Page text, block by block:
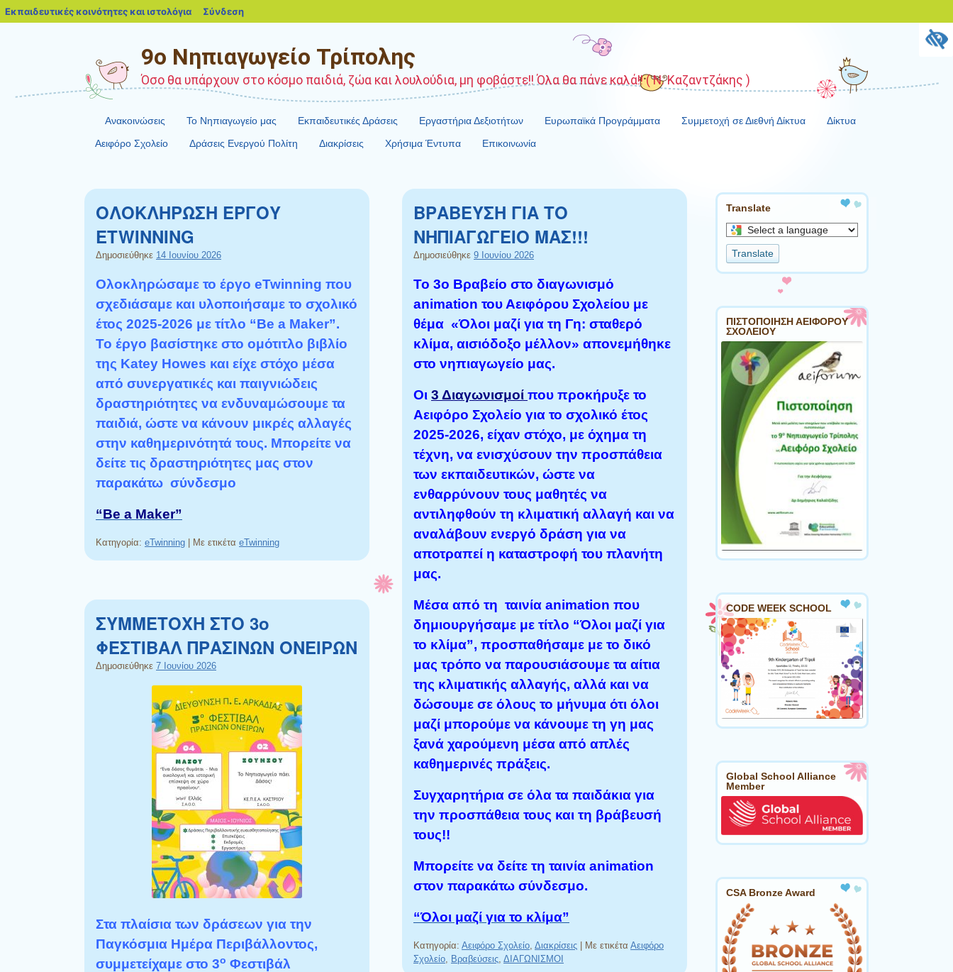
9ο Νηπιαγωγείο Τρίπολης
Όσο θα υπάρχουν στο κόσμο παιδιά, ζώα και λουλούδια, μη φοβάστε!! Όλα θα πάνε καλά!! ( Ν. Καζαντζάκης )
Ανακοινώσεις Το Νηπιαγωγείο μας Εκπαιδευτικές Δράσεις Εργαστήρια Δεξιοτήτων Ευρωπαϊκά Προγράμματα Συμμετοχή σε Διεθνή Δίκτυα
Δίκτυα
Αειφόρο Σχολείο
Δράσεις Ενεργού Πολίτη Διακρίσεις Χρήσιμα Έντυπα Επικοινωνία
ΟΛΟΚΛΗΡΩΣΗ ΕΡΓΟΥ
ETWINNING
Δημοσιεύθηκε 14 Ιουνίου 2026
Ολοκληρώσαμε το έργο eTwinning που
σχεδιάσαμε και υλοποιήσαμε το σχολικό
έτος 2025-2026 με τίτλο “Be a Maker”.
Το έργο βασίστηκε στο ομότιτλο βιβλίο
της Κatey Howes και είχε στόχο μέσα
από συνεργατικές και παιγνιώδεις
δραστηριότητες να ενδυναμώσουμε τα
παιδιά, ώστε να κάνουν μικρές αλλαγές
στην καθημερινότητά τους. Μπορείτε να
δείτε τις δραστηριότητες μας στον
παρακάτω σύνδεσμο
“Be a Maker”
Κατηγορία: eTwinning Με ετικέτα eTwinning
ΒΡΑΒΕΥΣΗ ΓΙΑ ΤΟ
ΝΗΠΙΑΓΩΓΕΙΟ ΜΑΣ!!!
Δημοσιεύθηκε 9 Ιουνίου 2026
Το 3ο Βραβείο στο διαγωνισμό
animation του Αειφόρου Σχολείου με
θέμα «Όλοι μαζί για τη Γη: σταθερό
κλίμα, αισιόδοξο μέλλον» απονεμήθηκε
στο νηπιαγωγείο μας.
Οι 3 Διαγωνισμοί που προκήρυξε το
Αειφόρο Σχολείο για το σχολικό έτος
2025-2026, είχαν στόχο, με όχημα τη
τέχνη, να ενισχύσουν την προσπάθεια
των εκπαιδευτικών, ώστε να
ενθαρρύνουν τους μαθητές να
αντιληφθούν τη κλιματική αλλαγή και να
αναλάβουν ενεργό δράση για να
αποτραπεί η καταστροφή του πλανήτη
μας.
Μέσα από τη ταινία animation που
δημιουργήσαμε με τίτλο “Όλοι μαζί για
το κλίμα”, προσπαθήσαμε με το δικό
μας τρόπο να παρουσιάσουμε τα αίτια
της κλιματικής αλλαγής, αλλά και να
δώσουμε σε όλους το μήνυμα ότι όλοι
μαζί μπορούμε να κάνουμε τη γη μας
ξανά χαρούμενη μέσα από απλές
καθημερινές πράξεις.
Συγχαρητήρια σε όλα τα παιδάκια για
την προσπάθεια τους και τη βράβευσή
τους!!
Μπορείτε να δείτε τη ταινία animation
στον παρακάτω σύνδεσμο.
“Όλοι μαζί για το κλίμα”
Κατηγορία: Αειφόρο Σχολείο, Διακρίσεις Με ετικέτα Αειφόρο
Σχολείο, Βραβεύσεις, ΔΙΑΓΩΝΙΣΜΟΙ
ΣΥΜΜΕΤΟΧΗ ΣΤΟ 3ο
ΦΕΣΤΙΒΑΛ ΠΡΑΣΙΝΩΝ ΟΝΕΙΡΩΝ
Δημοσιεύθηκε 7 Ιουνίου 2026
Στα πλαίσια των δράσεων για την
Παγκόσμια Ημέρα Περιβάλλοντος,
συμμετείχαμε στο 3ο Φεστιβάλ
Translate
Select
a
language
to
this
page
Translate
ΠΙΣΤΟΠΟΙΗΣΗ ΑΕΙΦΟΡΟΥ
ΣΧΟΛΕΙΟΥ
CODE WEEK SCHOOL
Global School Alliance
Member
CSA Bronze Award
Εκπαιδευτικές κοινότητες και ιστολόγια blogs.sch.gr
Σύνδεση